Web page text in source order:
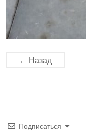
← Назад
Подписаться